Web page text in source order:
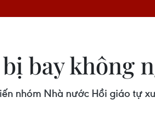
bay không
nhóm Nhà nước Hồi giáo tự